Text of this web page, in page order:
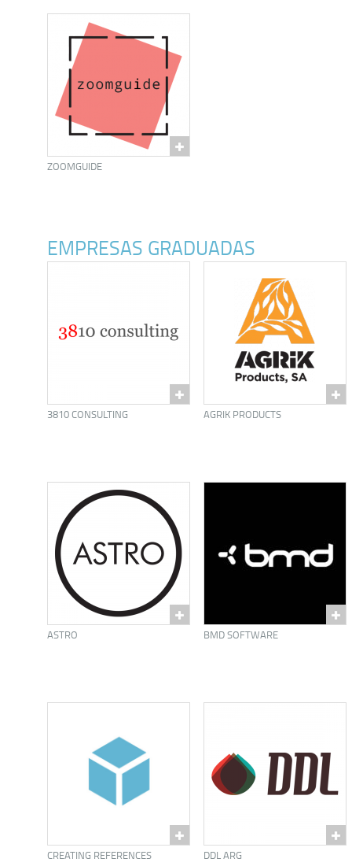
ZOOMGUIDE
EMPRESAS GRADUADAS
3810 CONSULTING AGRIK PRODUCTS
ASTRO BMD SOFTWARE
CREATING REFERENCES DDL ARG